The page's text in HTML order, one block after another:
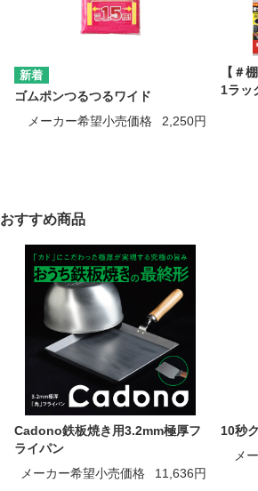
ゴムポンつるつるワイド
メーカー希望小売価格
2,250円
【＃
1ラッ
おすすめ商品
Cadono鉄板焼き用3.2mm極厚フ
ライパン
メーカー希望小売価格
11,636円
10秒
メ